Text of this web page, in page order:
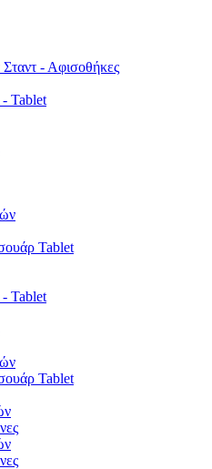
Σταντ - Αφισοθήκες
Tablet
Tablet
Tablet
Tablet